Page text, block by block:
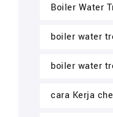
Boiler Water
boiler water
boiler water
cara Kerja